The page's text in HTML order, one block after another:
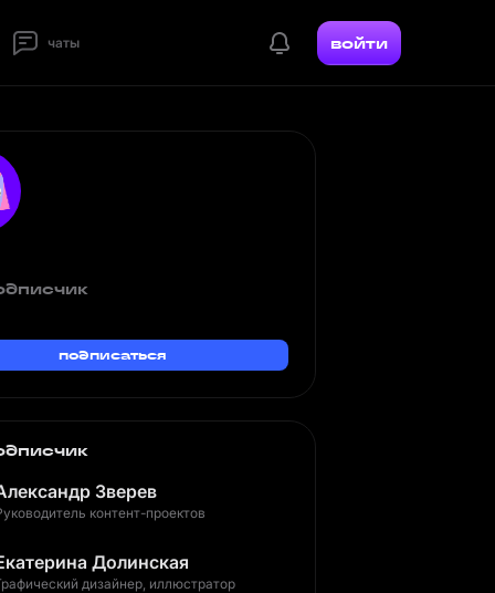
чаты войти
подписаться
Зверев
контент-проектов
Долинская
дизайнер, иллюстратор